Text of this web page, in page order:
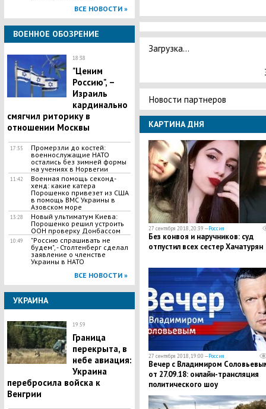
ВСЕ НОВОСТИ »
ВОЕННОЕ ОБОЗРЕНИЕ
18:38
"Ценим
Россию", –
Израиль
кардинально
смягчил риторику в
отношении Москвы
17:35
Промерзли до костей:
военнослужащие НАТО
остались без зимней формы
на учениях в Норвегии
11:42
Военная помощь секонд-
хенд: какие катера
Порошенко привезет из США
в помощь ВМС Украины в
Азовском море
13:28
Новый ультиматум Киева:
Порошенко решил устроить
ООН проверку Донбассом
10:49
"Россию спрашивать не
будем", - Столтенберг сделал
заявление о членстве
Украины в НАТО
ВСЕ НОВОСТИ »
УКРАИНА
19:59
Граница
перекрыта, в
небе авиация:
Украина
перебросила войска к
Венгрии
Загрузка...
Новости партнеров
КАРТИНА ДНЯ
27 сентября 2018, 20:39 —Россия
Без конвоя и наручников: суд
отпустил всех сестер Хачатурян
27 сентября 2018, 19:00 —Россия
Вечер с Владимиром
от 27.09.18: онлайн-трансляция
политического шоу